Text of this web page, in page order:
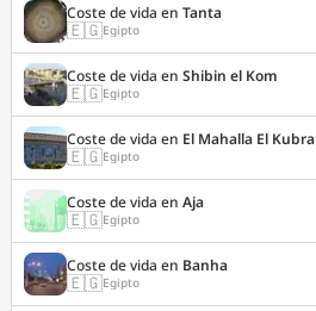
Coste de vida en Tanta
🇪🇬Egipto
Coste de vida en Shibin el Kom
🇪🇬Egipto
Coste de vida en El Mahalla El Kubra
🇪🇬Egipto
Coste de vida en Aja
🇪🇬Egipto
Coste de vida en Banha
🇪🇬Egipto